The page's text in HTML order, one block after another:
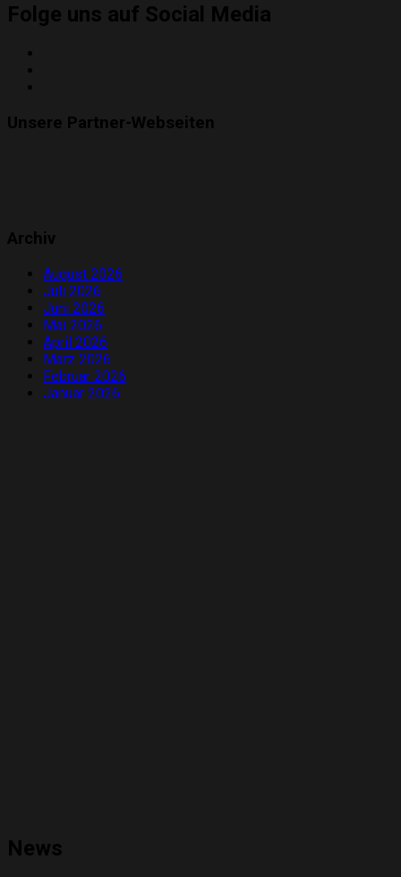
Folge uns auf Social Media
Unsere Partner-Webseiten
Archiv
August 2026
Juli 2026
Juni 2026
Mai 2026
April 2026
März 2026
Februar 2026
Januar 2026
News